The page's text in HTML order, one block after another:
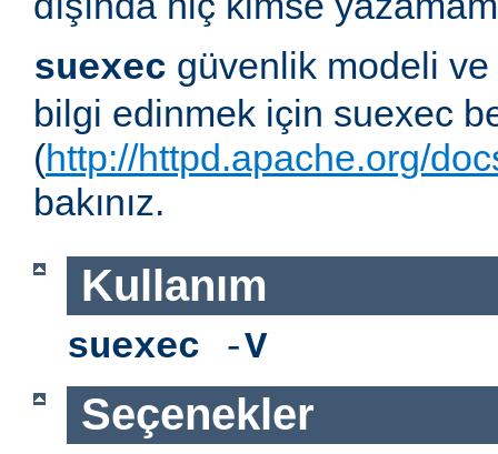
suexec güvenlik modeli
bilgi edinmek için suexec
(http://httpd.apache.org/
bakınız.
Kullanım
suexec -V
Seçenekler